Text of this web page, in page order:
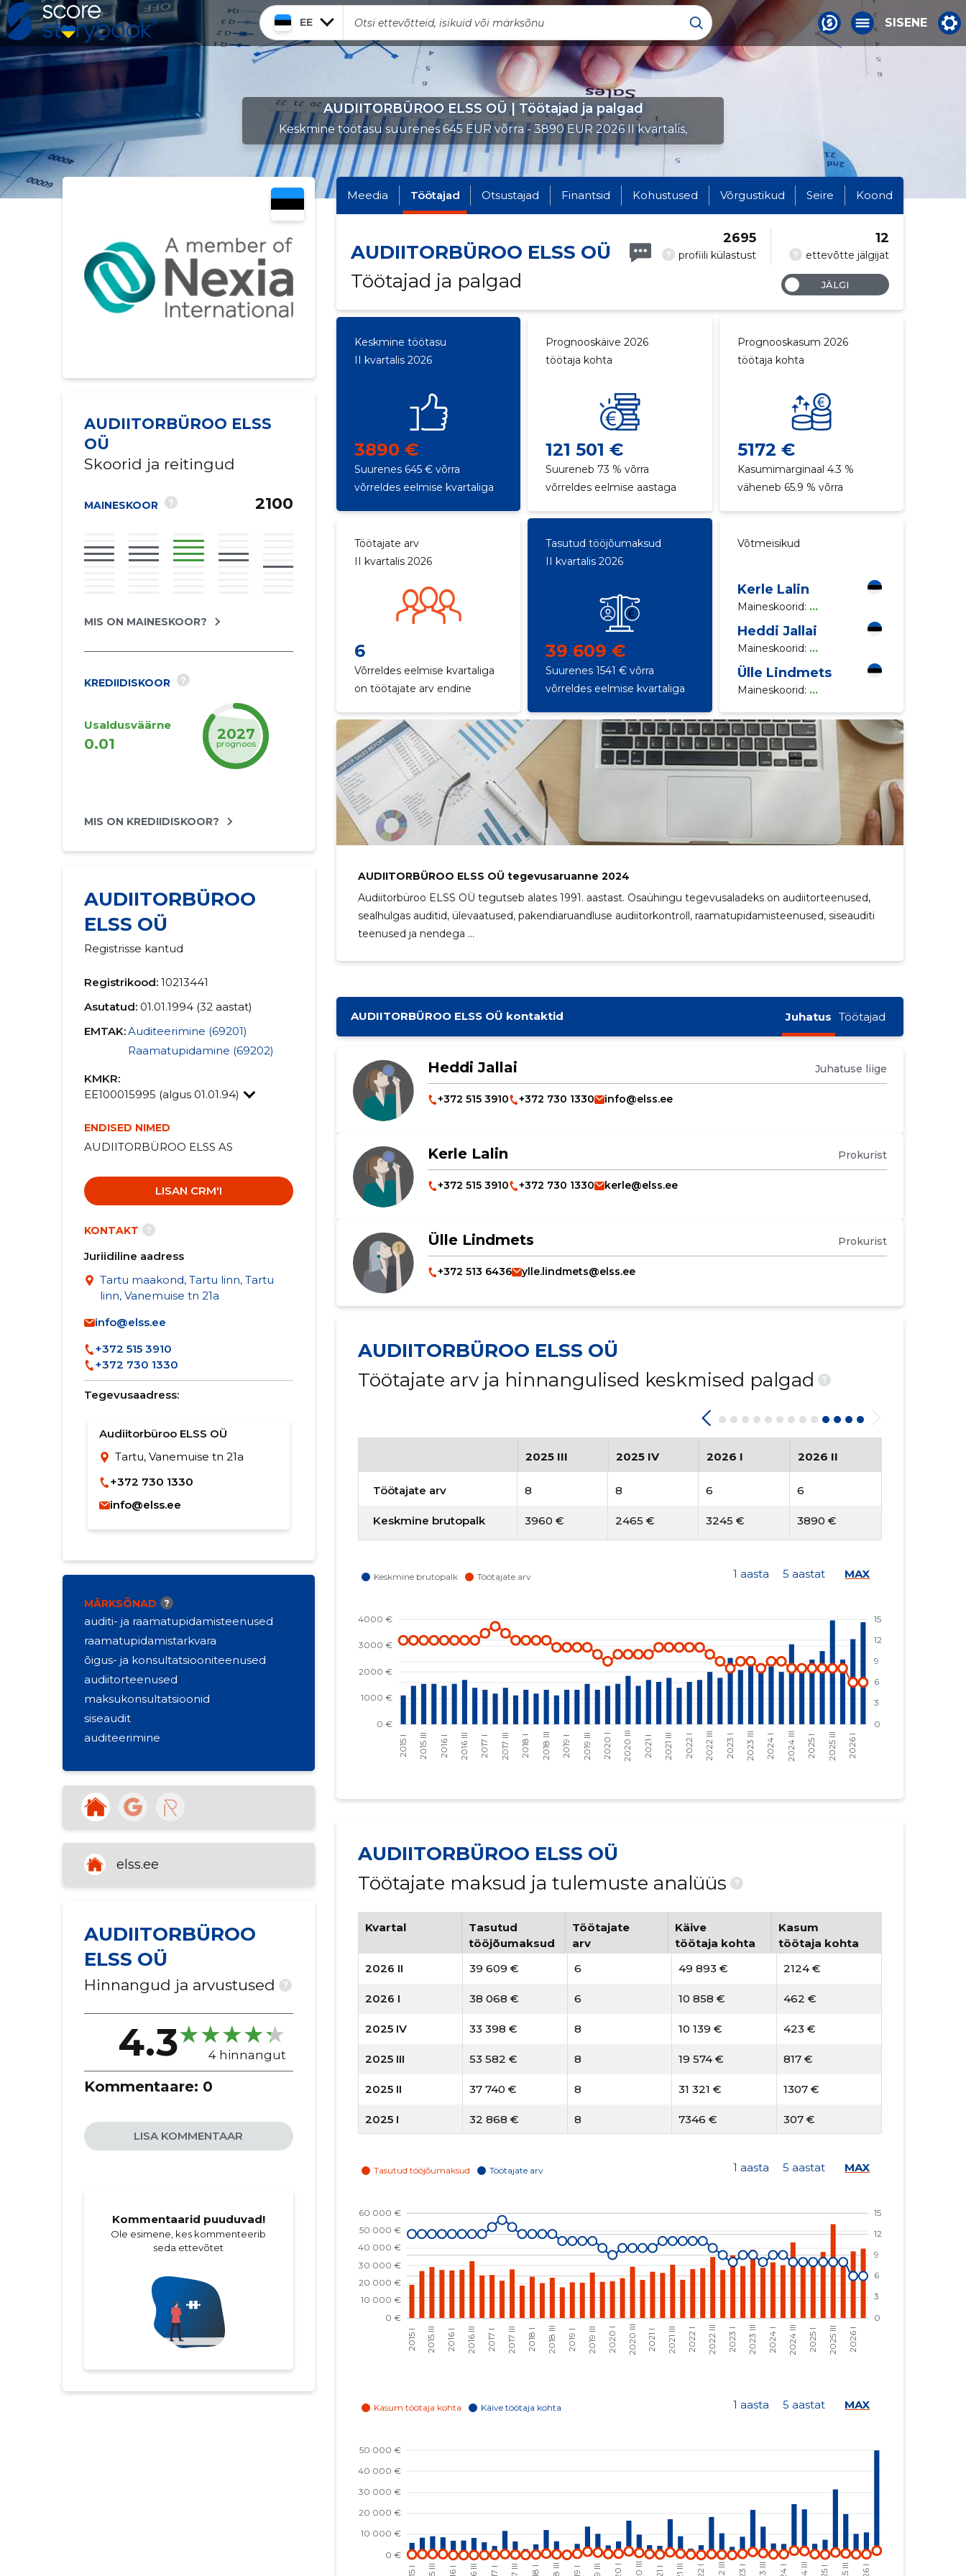
EE SISENE
AUDIITORBÜROO ELSS OÜ | Töötajad ja palgad
Keskmine töötasu suurenes 645 EUR võrra - 3890 EUR 2026 II kvartalis,
AUDIITORBÜROO ELSS
OÜ
Skoorid ja reitingud
MAINESKOOR ? 2100
MIS ON MAINESKOOR?
KREDIIDISKOOR ?
Usaldusväärne
0.01
2027
prognoos
MIS ON KREDIIDISKOOR?
AUDIITORBÜROO
ELSS OÜ
Registrisse kantud
Registrikood: 10213441
Asutatud: 01.01.1994 (32 aastat)
EMTAK:Auditeerimine (69201)
Raamatupidamine (69202)
KMKR:
EE100015995 (algus 01.01.94)
ENDISED NIMED
AUDIITORBÜROO ELSS AS
LISAN CRM'I
KONTAKT ?
Juriidiline aadress
Tartu maakond, Tartu linn, Tartu
linn, Vanemuise tn 21a
info@elss.ee
+372 515 3910
+372 730 1330
Tegevusaadress:
Audiitorbüroo ELSS OÜ
Tartu, Vanemuise tn 21a
+372 730 1330
info@elss.ee
MÄRKSÕNAD ?
auditi- ja raamatupidamisteenused
raamatupidamistarkvara
õigus- ja konsultatsiooniteenused
audiitorteenused
maksukonsultatsioonid
siseaudit
auditeerimine
elss.ee
AUDIITORBÜROO
ELSS OÜ
Hinnangud ja arvustused ?
4.3 4 hinnangut
Kommentaare: 0
LISA KOMMENTAAR
Kommentaarid puuduvad!
Ole esimene, kes kommenteerib
seda ettevõtet
Meedia Töötajad Otsustajad Finantsid Kohustused Võrgustikud Seire Koond
AUDIITORBÜROO ELSS OÜ
Töötajad ja palgad
? profiili külastust
2695
? ettevõtte jälgijat
12
JÄLGI
Keskmine töötasu
II kvartalis 2026
3890 €
Suurenes 645 € võrra
võrreldes eelmise kvartaliga
Prognooskäive 2026
töötaja kohta
121 501 €
Suureneb 73 % võrra
võrreldes eelmise aastaga
Prognooskasum 2026
töötaja kohta
5172 €
Kasumimarginaal 4.3 %
väheneb 65.9 % võrra
Töötajate arv
II kvartalis 2026
6
Võrreldes eelmise kvartaliga
on töötajate arv endine
Tasutud tööjõumaksud
II kvartalis 2026
39 609 €
Suurenes 1541 € võrra
võrreldes eelmise kvartaliga
Võtmeisikud
Kerle Lalin
Maineskoorid: ...
Heddi Jallai
Maineskoorid: ...
Ülle Lindmets
Maineskoorid: ...
AUDIITORBÜROO ELSS OÜ tegevusaruanne 2024
Audiitorbüroo ELSS OÜ tegutseb alates 1991. aastast. Osaühingu tegevusaladeks on audiitorteenused,
sealhulgas auditid, ülevaatused, pakendiaruandluse audiitorkontroll, raamatupidamisteenused, siseauditi
teenused ja nendega ...
AUDIITORBÜROO ELSS OÜ kontaktid Juhatus Töötajad
Heddi Jallai Juhatuse liige
+372 515 3910 +372 730 1330 info@elss.ee
Kerle Lalin Prokurist
+372 515 3910 +372 730 1330 kerle@elss.ee
Ülle Lindmets Prokurist
+372 513 6436 ylle.lindmets@elss.ee
AUDIITORBÜROO ELSS OÜ
Töötajate arv ja hinnangulised keskmised palgad
?
2025 III 2025 IV 2026 I 2026 II
Töötajate arv 8 8 6 6
Keskmine brutopalk 3960 € 2465 € 3245 € 3890 €
1 aasta 5 aastat MAX
AUDIITORBÜROO ELSS OÜ
Töötajate maksud ja tulemuste analüüs
?
Kvartal
Tasutud
tööjõumaksud
Töötajate
arv
Käive
töötaja kohta
Kasum
töötaja kohta
2026 II
39 609 € 6 49 893 € 2124 €
2026 I 38 068 € 6 10 858 € 462 €
2025 IV 33 398 € 8 10 139 € 423 €
2025 III 53 582 € 8 19 574 € 817 €
2025 II 37 740 € 8 31 321 € 1307 €
2025 I 32 868 € 8 7346 € 307 €
2024 III 43 244 €
2024 II 30 155 € 9 24 317 € 2180 €
31 817 € 9 5343 € 479 €
2023 IV 28 814 € 5583 € 401 €
2023 III 38 934 € 9 13 565 € 974 €
29 641 € 9 21 560 € 1548 €
2022 II
2021 IV 250 €
30 445 € 11 9018 € 725 €
25 780 € 11 17 113 € 1377 €
1 aasta 5 aastat MAX
1 aasta 5 aastat MAX